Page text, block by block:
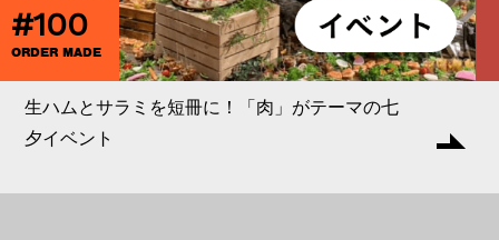
#100
ORDER MADE
生ハムとサラミを短冊に！「肉」がテーマの七
夕イベント